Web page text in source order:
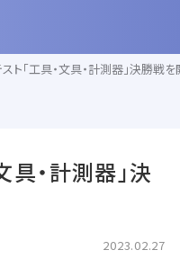
ト「工具・文具・計測器」決勝戦を
具・計測器」決
2023.02.27